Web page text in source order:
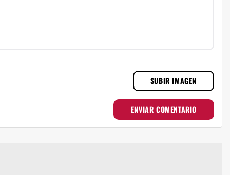
SUBIR IMAGEN
ENVIAR COMENTARIO